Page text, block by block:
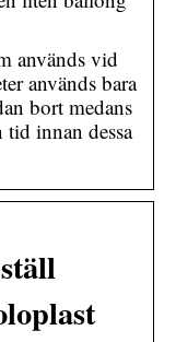
används vid
används bara
bort medans
tid innan dessa